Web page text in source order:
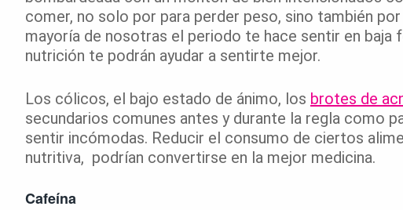
comer, no solo por para perder peso, sino también
mayoría de nosotras el periodo te hace sentir en
nutrición te podrán ayudar a sentirte mejor.
Los cólicos, el bajo estado de ánimo, los brotes de
secundarios comunes antes y durante la regla como
sentir incómodas. Reducir el consumo de ciertos
nutritiva, podrían convertirse en la mejor medicina.
Cafeína